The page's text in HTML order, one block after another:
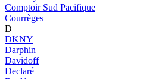
Comptoir Sud Pacifique
Courrèges
D
DKNY
Darphin
Davidoff
Declaré